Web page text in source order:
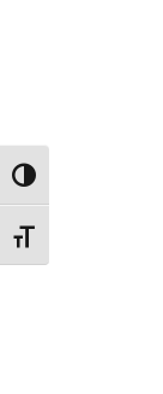
NAGY
BETŰMÉRET